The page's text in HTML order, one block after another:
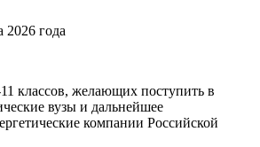
2026 года
классов, желающих поступить в
вузы и дальнейшее
компании Российской